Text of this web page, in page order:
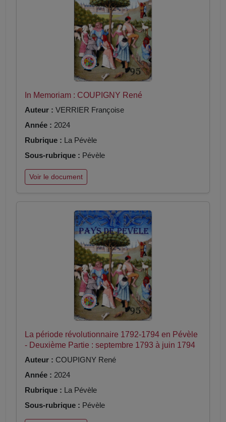
In Memoriam : COUPIGNY René
Auteur : VERRIER Françoise
Année : 2024
Rubrique : La Pévèle
Sous-rubrique : Pévèle
Voir le document
La période révolutionnaire 1792-1794 en Pévèle
- Deuxième Partie : septembre 1793 à juin 1794
Auteur : COUPIGNY René
Année : 2024
Rubrique : La Pévèle
Sous-rubrique : Pévèle